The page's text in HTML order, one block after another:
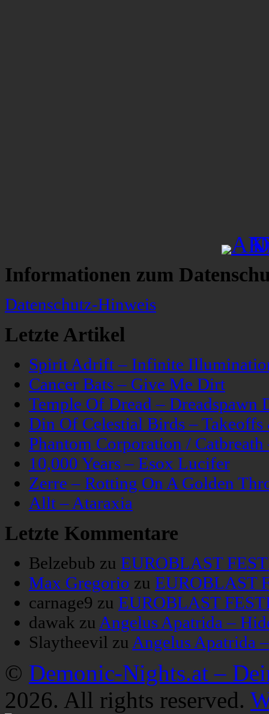
Informationen zum
Datenschutz-Hinweis
Letzte Artikel
Spirit Adrift – Infinite
Cancer Bats – Give Me Dirt
Temple Of Dread – Dreadspawn
Din Of Celestial Birds –
Phantom Corporation /
10,000 Years – Esox Lucifer
Zerre – Rotting On A Golden
Allt – Ataraxia
Letzte Kommentare
Belzebub zu EUROBLAST
Max Gregorio zu EUROBLAST
carnage9 zu EUROBLAST
dawak zu Angelus Apatrida –
Slaytheevil zu Angelus Apatrida
© Demonic-Nights.at –
2026. All rights reserved.